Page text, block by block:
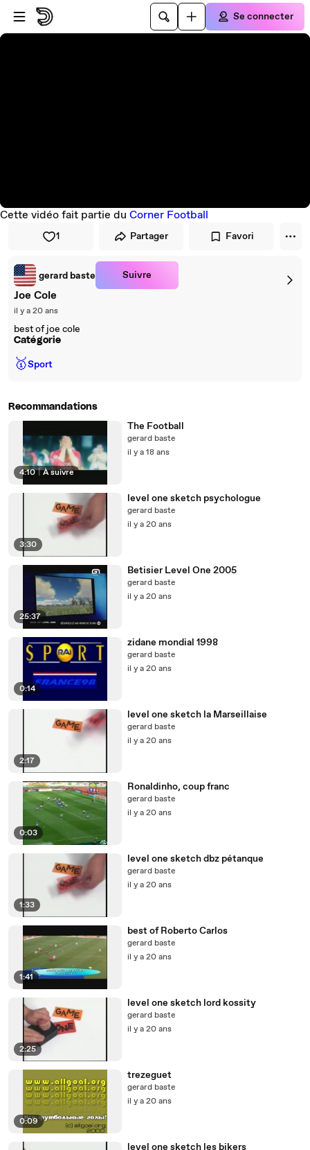
Passer au player
Passer au contenu principal
Se connecter
Cette vidéo fait partie du Corner Football
1 Partager Favori
gerard baste Suivre
Joe Cole
il y a 20 ans
best of joe cole
Catégorie
🥇Sport
Recommandations
4:10 | À suivre
The Football
gerard baste
il y a 18 ans
3:30
level one sketch psychologue
gerard baste
il y a 20 ans
25:37
Betisier Level One 2005
gerard baste
il y a 20 ans
0:14
zidane mondial 1998
gerard baste
il y a 20 ans
2:17
level one sketch la Marseillaise
gerard baste
il y a 20 ans
0:03
Ronaldinho, coup franc
gerard baste
il y a 20 ans
1:33
level one sketch dbz pétanque
gerard baste
il y a 20 ans
1:41
best of Roberto Carlos
gerard baste
il y a 20 ans
2:25
level one sketch lord kossity
gerard baste
il y a 20 ans
0:09
trezeguet
gerard baste
il y a 20 ans
level one sketch les bikers